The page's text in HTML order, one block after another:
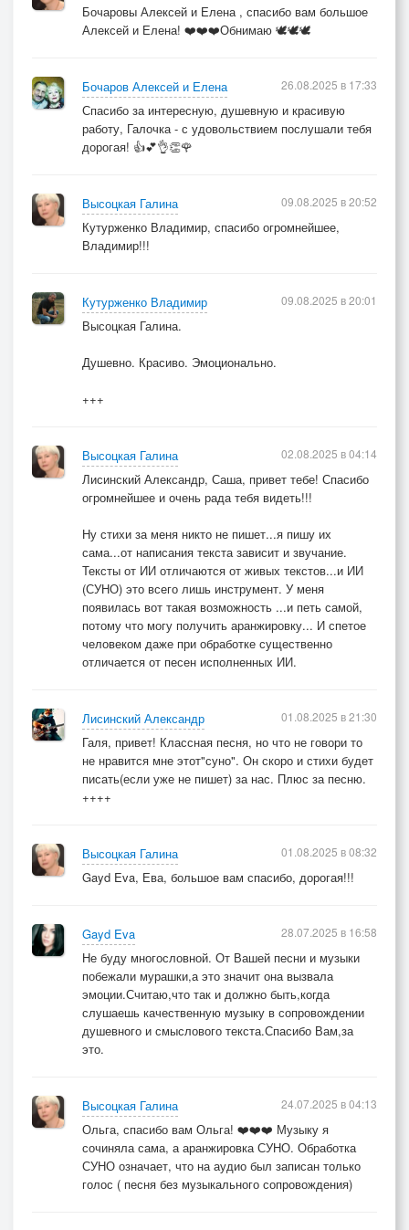
[Припев]
Я тайм последний доиграю
На двух аккордах не пройти
К дороге, что ведёт нас к раю
Ты, мама, сердце мне не рви
Я горе солью присыпаю
На крик измученной души
[Припев]
Ты, мама, сердце мне не рви
Я тайм последний доиграю
К дороге, что ведёт нас к раю
[Куплет 6 ]
Ты хоть кричи или молчи
Ты слышишь шёпот старых судеб
Ищи того, кто тебя любит
[Припев]
Ты, мама, сердце мне не рви
Я тайм последний доиграю
На двух аккордах не пройти
© Copyright: Галина Алексеевна Высоцкая, 2025
Свидетельство о публикации №125071302370
Бочаровы Алексей и Елена , спасибо вам большое
Алексей и Елена! ❤️❤️❤️Обнимаю 🕊️🕊️🕊️
Бочаров Алексей и Елена
Спасибо за интересную, душевную и красивую
работу, Галочка - с удовольствием послушали тебя
дорогая! 👍💕👌👏🌹
26.08.2025 в 17:33
Высоцкая Галина
Кутурженко Владимир, спасибо огромнейшее,
Владимир!!!
09.08.2025 в 20:52
Кутурженко Владимир
Высоцкая Галина.
Душевно. Красиво. Эмоционально.
+++
09.08.2025 в 20:01
Высоцкая Галина
Лисинский Александр, Саша, привет тебе! Спасибо
огромнейшее и очень рада тебя видеть!!!
Ну стихи за меня никто не пишет...я пишу их
сама...от написания текста зависит и звучание.
Тексты от ИИ отличаются от живых текстов...и ИИ
(СУНО) это всего лишь инструмент. У меня
появилась вот такая возможность ...и петь самой,
потому что могу получить аранжировку... И спетое
человеком даже при обработке существенно
отличается от песен исполненных ИИ.
02.08.2025 в 04:14
Лисинский Александр
Галя, привет! Классная песня, но что не говори то
не нравится мне этот"суно". Он скоро и стихи будет
писать(если уже не пишет) за нас. Плюс за песню.
++++
01.08.2025 в 21:30
Высоцкая Галина
Gayd Eva, Ева, большое вам спасибо, дорогая!!!
01.08.2025 в 08:32
Gayd Eva
Не буду многословной. От Вашей песни и музыки
побежали мурашки,а это значит она вызвала
эмоции.Считаю,что так и должно быть,когда
слушаешь качественную музыку в сопровождении
душевного и смыслового текста.Спасибо Вам,за
это.
28.07.2025 в 16:58
Высоцкая Галина
Ольга, спасибо вам Ольга! ❤️❤️❤️ Музыку я
сочиняла сама, а аранжировка СУНО. Обработка
СУНО означает, что на аудио был записан только
голос ( песня без музыкального сопровождения)
24.07.2025 в 04:13